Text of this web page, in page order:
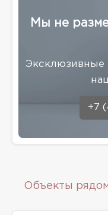
Мы не
Эксклюзивные
+7
Объекты